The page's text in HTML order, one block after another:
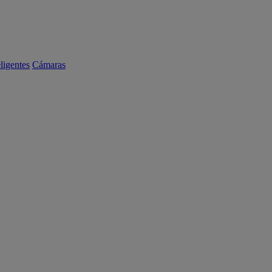
Cámaras